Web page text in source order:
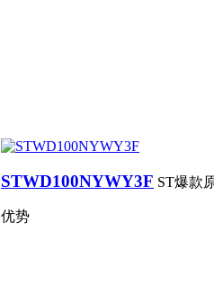
STWD100NYWY3F
优势
ST爆款